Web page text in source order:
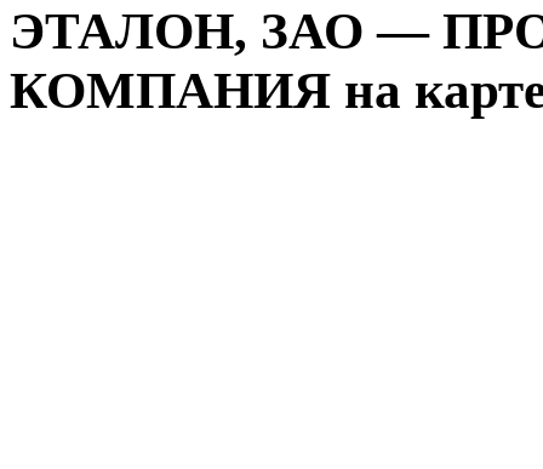
ЭТАЛОН, ЗАО —
КОМПАНИЯ на